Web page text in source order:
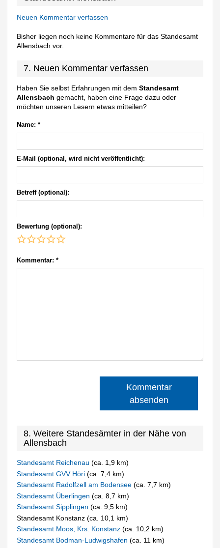
Neuen Kommentar verfassen
Bisher liegen noch keine Kommentare für das Standesamt
Allensbach vor.
7. Neuen Kommentar verfassen
Haben Sie selbst Erfahrungen mit demStandesamt
Allensbach gemacht, haben eine Frage dazu oder
möchten unseren Lesern etwas mitteilen?
Name: *
E-Mail (optional, wird nicht veröffentlicht):
Betreff (optional):
Bewertung (optional):
Kommentar: *
Kommentar
absenden
8. Weitere Standesämter in der Nähe von
Allensbach
Standesamt Reichenau(ca. 1,9 km)
Standesamt GVV Höri(ca. 7,4 km)
Standesamt Radolfzell am Bodensee(ca. 7,7 km)
Standesamt Überlingen(ca. 8,7 km)
Standesamt Sipplingen(ca. 9,5 km)
Standesamt Konstanz (ca. 10,1 km)
Standesamt Moos, Krs. Konstanz(ca. 10,2 km)
Standesamt Bodman-Ludwigshafen(ca. 11 km)